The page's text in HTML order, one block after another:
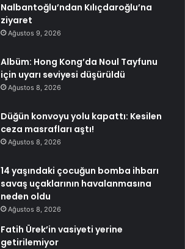
Nalbantoğlu’ndan Kılıçdaroğlu’na
ziyaret
Ağustos 9, 2026
Albüm: Hong Kong’da Noul Tayfunu
için uyarı seviyesi düşürüldü
Ağustos 8, 2026
Düğün konvoyu yolu kapattı: Kesilen
ceza masrafları aştı!
Ağustos 8, 2026
14 yaşındaki çocuğun bomba ihbarı
savaş uçaklarının havalanmasına
neden oldu
Ağustos 8, 2026
Fatih Ürek’in vasiyeti yerine
getirilemiyor